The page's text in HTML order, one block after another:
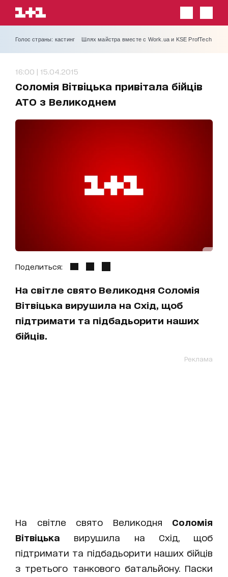
Голос страны: кастинг Шлях майстра вместе с Work.ua и KSE ProfTech
16:00 | 15.04.2015
Соломія Вітвіцька привітала бійців
АТО з Великоднем
Поделиться:
На світле свято Великодня Соломія
Вітвіцька вирушила на Схід, щоб
підтримати та підбадьорити наших
бійців.
Реклама
На світле свято Великодня Соломія
Вітвіцька вирушила на Схід, щоб
підтримати та підбадьорити наших бійців
з третього танкового батальйону. Паски